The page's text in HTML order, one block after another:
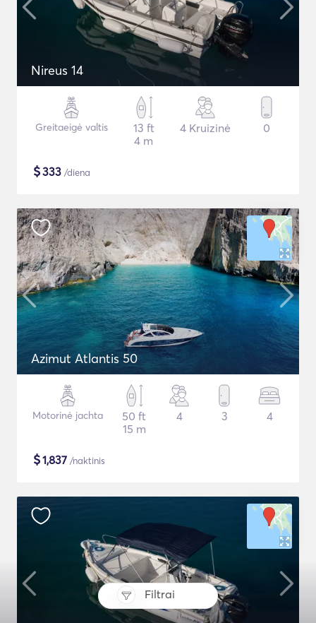
Filtrai
Nireus 14
Greitaeigė valtis
13 ft
4 m
4 Kruizinė 0
$333 /diena
Azimut Atlantis 50
Motorinė jachta
50 ft
15 m
4 3 4
$1,837 /naktinis